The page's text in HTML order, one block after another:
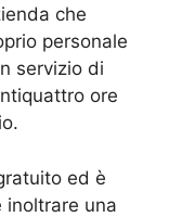
che
personale
servizio di
ore
ed è
inoltrare una